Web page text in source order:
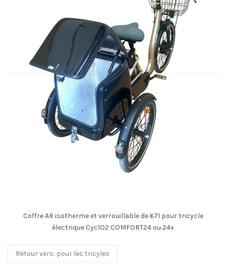
Coffre AR isotherme et verrouillable de 67l pour tricycle
électrique CyclO2 COMFORT24 ou 24+
Retour vers: pour les tricyles